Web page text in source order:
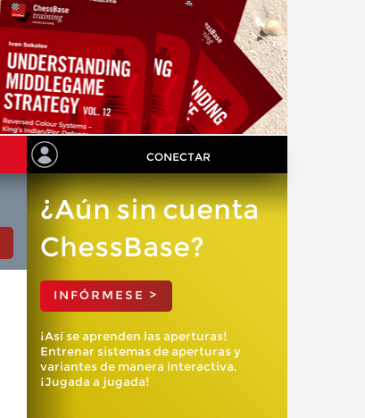
CONECTAR
¿Aún sin cuenta
ChessBase?
INFÓRMESE >
¡Así se aprenden las aperturas!
Entrenar sistemas de aperturas y
variantes de manera interactiva.
¡Jugada a jugada!